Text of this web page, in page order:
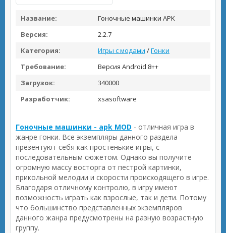
Название:
Гоночные машинки APK
Версия:
2.2.7
Категория:
Игры с модами /Гонки
Требование:
Версия Android 8++
Загрузок:
340000
Разработчик:
xsasoftware
Гоночные машинки - apk MOD - отличная игра в
жанре гонки. Все экземпляры данного раздела
презентуют себя как простенькие игры, с
последовательным сюжетом. Однако вы получите
огромную массу восторга от пестрой картинки,
прикольной мелодии и скорости происходящего в игре.
Благодаря отличному контролю, в игру имеют
возможность играть как взрослые, так и дети. Потому
что большинство представленных экземпляров
данного жанра предусмотрены на разную возрастную
группу.